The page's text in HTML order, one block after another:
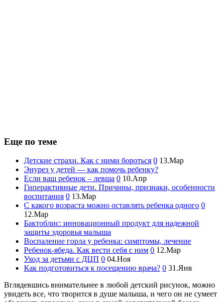
Еще по теме
Детские страхи. Как с ними бороться 0 13.Мар
Энурез у детей — как помочь ребенку?
Если ваш ребенок – левша 0 10.Апр
Гиперактивные дети. Причины, признаки, особенности
воспитания 0 13.Мар
С какого возраста можно оставлять ребенка одного 0
12.Мар
Бактоблис: инновационный продукт для надежной
защиты здоровья малыша
Воспаление горла у ребенка: симптомы, лечение
Ребенок-ябеда. Как вести себя с ним 0 12.Мар
Уход за детьми с ДЦП 0 04.Ноя
Как подготовиться к посещению врача? 0 31.Янв
Вглядевшись внимательнее в любой детский рисунок, можно
увидеть все, что творится в душе малыша, и чего он не сумеет